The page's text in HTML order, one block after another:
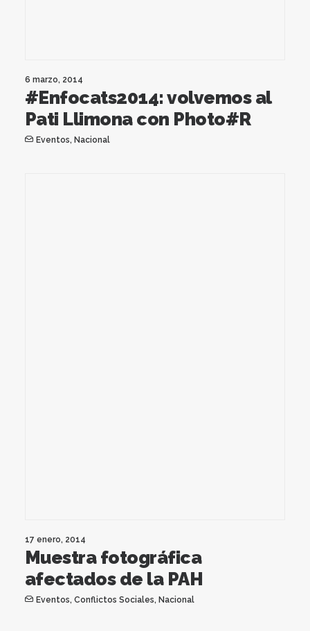
6 marzo, 2014
#Enfocats2014: volvemos al
Pati Llimona con Photo#R
Eventos, Nacional
17 enero, 2014
Muestra fotográfica
afectados de la PAH
Eventos, Conflictos Sociales, Nacional